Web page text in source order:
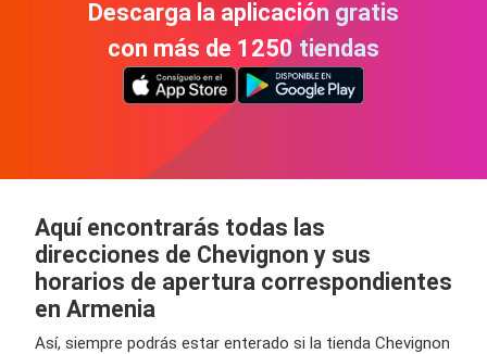
Descarga la aplicación gratis
con más de 1250 tiendas
Aquí encontrarás todas las
direcciones de Chevignon y sus
horarios de apertura correspondientes
en Armenia
Así, siempre podrás estar enterado si la tienda Chevignon